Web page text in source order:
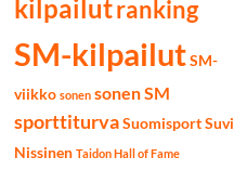
kilpailutranking
SM-kilpailut SM-
viikko sonen sonen SM
sporttiturva Suomisport Suvi
Nissinen Taidon Hall of Fame